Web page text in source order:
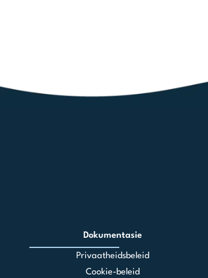
Dokumentasie
Privaatheidsbeleid
Cookie-beleid